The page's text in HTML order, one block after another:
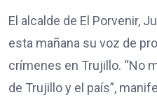
El alcalde de El Porvenir,
esta mañana su voz de
crímenes en Trujillo. “No
de Trujillo y el país”,